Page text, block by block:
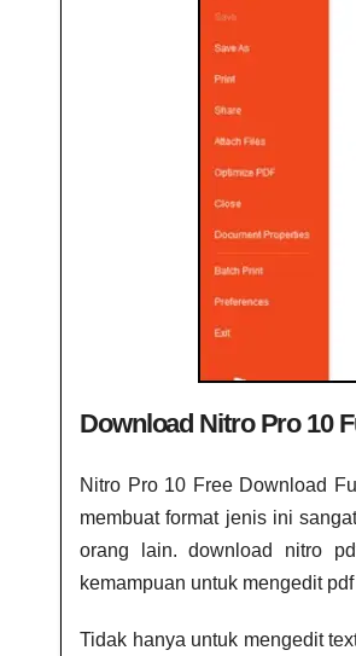
Download Nitro Pro 10
Nitro Pro 10 Free Download
membuat format jenis ini
orang lain. download nitro
kemampuan untuk mengedit
Tidak hanya untuk mengedit